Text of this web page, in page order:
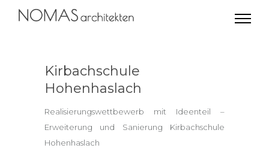
Kirbachschule
Hohenhaslach
Realisierungswettbewerb mit Ideenteil –
Erweiterung und Sanierung Kirbachschule
Hohenhaslach